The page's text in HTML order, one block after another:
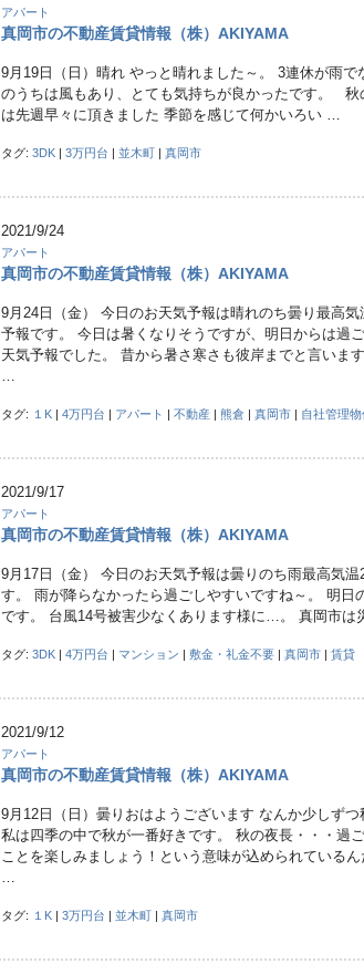
アパート
真岡市の不動産賃貸情報（株）AKIYAMA
9月19日（日）晴れ やっと晴れました～。 3連休が雨で
のうちは風もあり、とても気持ちが良かったです。 秋
は先週早々に頂きました 季節を感じて何かいろい …
タグ:3DK |3万円台 |並木町 |真岡市
2021/9/24
アパート
真岡市の不動産賃貸情報（株）AKIYAMA
9月24日（金） 今日のお天気予報は晴れのち曇り最高
予報です。 今日は暑くなりそうですが、明日からは過
天気予報でした。 昔から暑さ寒さも彼岸までと言いま
…
タグ: １K |4万円台 | アパート |不動産 |熊倉 |真岡市 | 自社管理物
2021/9/17
アパート
真岡市の不動産賃貸情報（株）AKIYAMA
9月17日（金） 今日のお天気予報は曇りのち雨最高気
す。 雨が降らなかったら過ごしやすいですね～。 明日
です。 台風14号被害少なくあります様に…。 真岡市
タグ:3DK |4万円台 | マンション |敷金・礼金不要 |真岡市 |賃貸
2021/9/12
アパート
真岡市の不動産賃貸情報（株）AKIYAMA
9月12日（日）曇りおはようございます なんか少しずつ
私は四季の中で秋が一番好きです。 秋の夜長・・・過
ことを楽しみましょう！という意味が込められているん
…
タグ: １K |3万円台 |並木町 |真岡市